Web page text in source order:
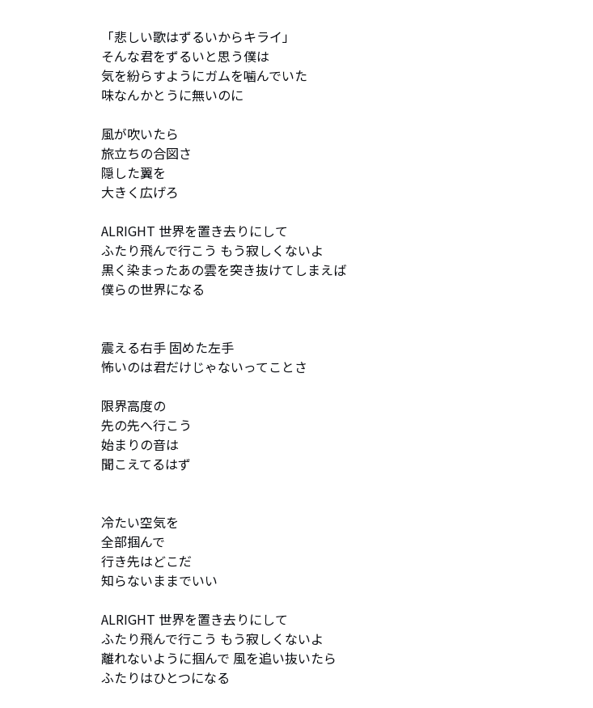
「悲しい歌はずるいからキライ」
そんな君をずるいと思う僕は
気を紛らすようにガムを噛んでいた
味なんかとうに無いのに
風が吹いたら
旅立ちの合図さ
隠した翼を
大きく広げろ
ALRIGHT 世界を置き去りにして
ふたり飛んで行こう もう寂しくないよ
黒く染まったあの雲を突き抜けてしまえば
僕らの世界になる
震える右手 固めた左手
怖いのは君だけじゃないってことさ
限界高度の
先の先へ行こう
始まりの音は
聞こえてるはず
冷たい空気を
全部掴んで
行き先はどこだ
知らないままでいい
ALRIGHT 世界を置き去りにして
ふたり飛んで行こう もう寂しくないよ
離れないように掴んで 風を追い抜いたら
ふたりはひとつになる